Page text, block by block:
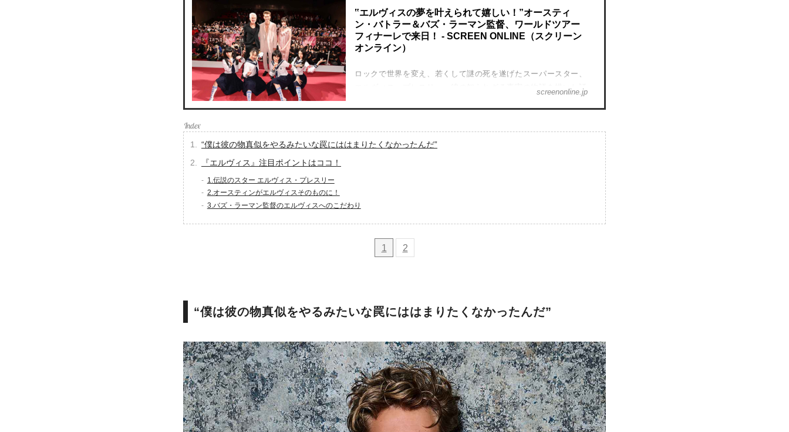
‟エルヴィスの夢を叶えられて嬉しい！”オースティ
ン・バトラー＆バズ・ラーマン監督、ワールドツアー
フィナーレで来日！ - SCREEN ONLINE（スクリーン
オンライン）
ロックで世界を変え、若くして謎の死を遂げたスーパースター、
エルヴィス・プレスリー。彼の知られざる真実の物語を描いた話
待望の対面を果たした。
screenonline.jp
“僕は彼の物真似をやるみたいな罠にははまりたくなかったんだ”
『エルヴィス』注目ポイントはココ！
1.伝説のスター エルヴィス・プレスリー
2.オースティンがエルヴィスそのものに！
3.バズ・ラーマン監督のエルヴィスへのこだわり
1 2
“僕は彼の物真似をやるみたいな罠にははまりたくなかったんだ”